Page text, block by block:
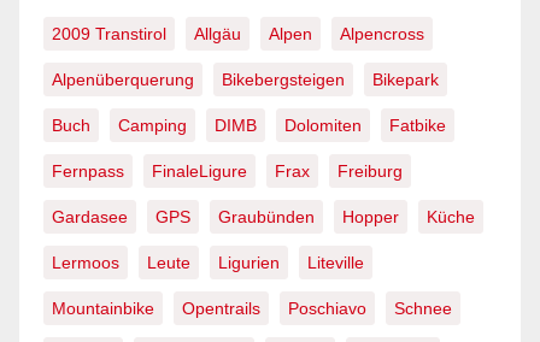
2009 Transtirol Allgäu Alpen Alpencross
Alpenüberquerung Bikebergsteigen Bikepark
Buch Camping DIMB Dolomiten Fatbike
Fernpass FinaleLigure Frax Freiburg
Gardasee GPS Graubünden Hopper Küche
Lermoos Leute Ligurien Liteville
Mountainbike Opentrails Poschiavo Schnee